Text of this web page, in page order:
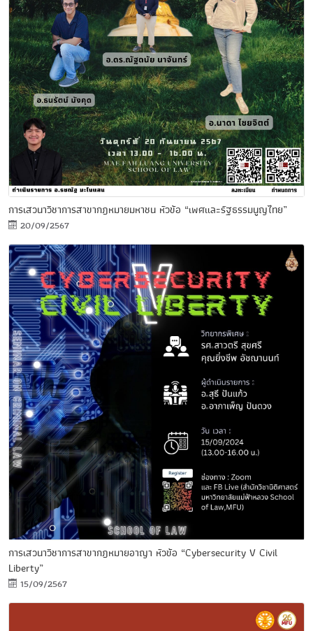
การเสวนาวิชาการสาขากฎหมายมหาชน หัวข้อ “เพศและรัฐธรรมนูญไทย”
20/09/2567
การเสวนาวิชาการสาขากฎหมายอาญา หัวข้อ “Cybersecurity V Civil
Liberty”
15/09/2567